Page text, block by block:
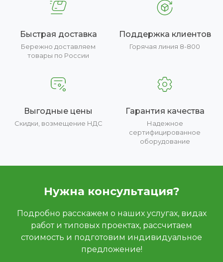
Быстрая доставка
Бережно доставляем
товары по России
Поддержка клиентов
Горячая линия 8-800
Выгодные цены
Скидки, возмещение НДС
Гарантия качества
Надежное
сертифицированное
оборудование
Нужна консультация?
Подробно расскажем о наших услугах, видах
работ и типовых проектах, рассчитаем
стоимость и подготовим индивидуальное
предложение!